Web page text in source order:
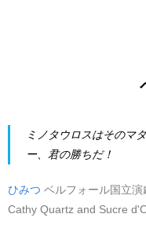
ミノタウロスはそのマ
ー、君の勝ちだ！
ひみつ ベルフォール国立
Cathy Quartz and Sucre